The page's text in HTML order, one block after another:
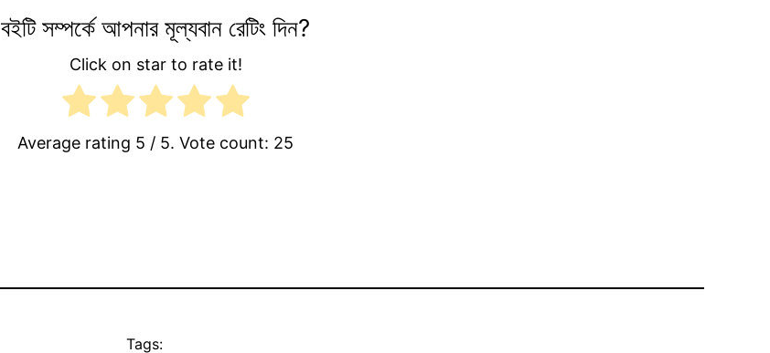
বইটি সম্পর্কে আপনার মূল্যবান রেটিং দিন?
Click on star to rate it!
Average rating 5 / 5. Vote count: 25
Tags: